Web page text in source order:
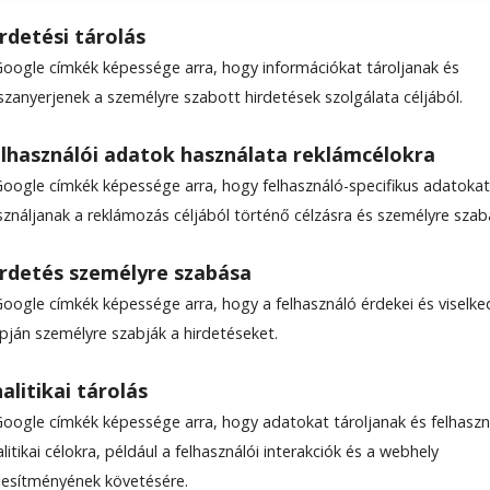
tárolás
címkék képessége arra, hogy információkat tároljanak és
a személyre szabott hirdetések szolgálata céljából.
adatok használata reklámcélokra
címkék képessége arra, hogy felhasználó-specifikus adatokat
a reklámozás céljából történő célzásra és személyre
személyre szabása
címkék képessége arra, hogy a felhasználó érdekei és
személyre szabják a hirdetéseket.
tárolás
címkék képessége arra, hogy adatokat tároljanak és
célokra, például a felhasználói interakciók és a webhely
követésére.
extrém körülmények
bővítése, valamint az egységek közötti
a célja annak a gyakorlatnak, amelyen a Special
különleges mentőcsapat tagjai is részt vettek.